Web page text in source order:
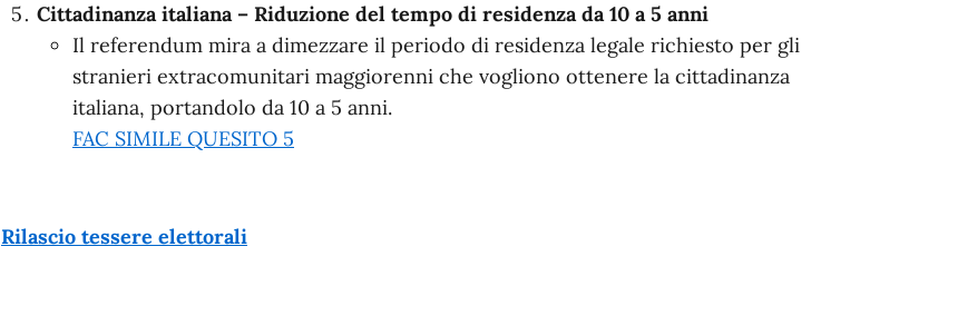
Cittadinanza italiana – Riduzione del tempo di residenza da 10 a 5 anni
Il referendum mira a dimezzare il periodo di residenza legale richiesto per gli
stranieri extracomunitari maggiorenni che vogliono ottenere la cittadinanza
italiana, portandolo da 10 a 5 anni.
FAC SIMILE QUESITO 5
Rilascio tessere elettorali